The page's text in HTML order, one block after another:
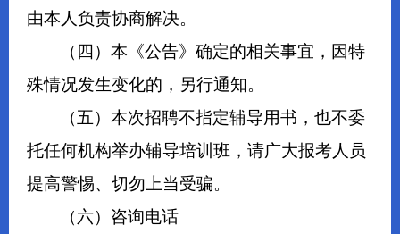
由本人负责协商解决。
（四）本《公告》确定的相关事宜，因特
殊情况发生变化的，另行通知。
（五）本次招聘不指定辅导用书，也不委
托任何机构举办辅导培训班，请广大报考人员
提高警惕、切勿上当受骗。
（六）咨询电话